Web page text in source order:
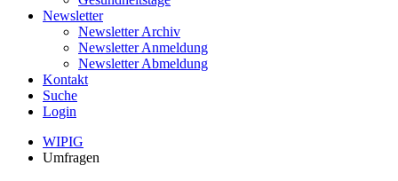
Newsletter
Newsletter Archiv
Newsletter Anmeldung
Newsletter Abmeldung
Kontakt
Suche
Login
WIPIG
Umfragen